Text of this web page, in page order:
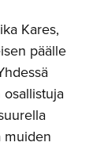
Kares,
päälle
muiden